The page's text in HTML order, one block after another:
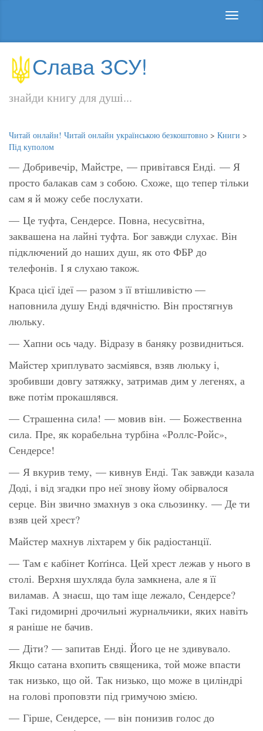
Слава ЗСУ!
знайди книгу для душі...
Читай онлайн! Читай онлайн українською безкоштовно > Книги >
Під куполом
— Добривечір, Майстре, — привітався Енді. — Я
просто балакав сам з собою. Схоже, що тепер тільки
сам я й можу себе послухати.
— Це туфта, Сендерсе. Повна, несусвітна,
заквашена на лайні туфта. Бог завжди слухає. Він
підключений до наших душ, як ото ФБР до
телефонів. І я слухаю також.
Краса цієї ідеї — разом з її втішливістю —
наповнила душу Енді вдячністю. Він простягнув
люльку.
— Хапни ось чаду. Відразу в баняку розвидниться.
Майстер хриплувато засміявся, взяв люльку і,
зробивши довгу затяжку, затримав дим у легенях, а
вже потім прокашлявся.
— Страшенна сила! — мовив він. — Божественна
сила. Пре, як корабельна турбіна «Роллс-Ройс»,
Сендерсе!
— Я вкурив тему, — кивнув Енді. Так завжди казала
Доді, і від згадки про неї знову йому обірвалося
серце. Він звично змахнув з ока сльозинку. — Де ти
взяв цей хрест?
Майстер махнув ліхтарем у бік радіостанції.
— Там є кабінет Коґґінса. Цей хрест лежав у нього в
столі. Верхня шухляда була замкнена, але я її
виламав. А знаєш, що там іще лежало, Сендерсе?
Такі гидомирні дрочильні журнальчики, яких навіть
я раніше не бачив.
— Діти? — запитав Енді. Його це не здивувало.
Якщо сатана вхопить священика, той може впасти
так низько, що ой. Так низько, що може в циліндрі
на голові проповзти під гримучою змією.
— Гірше, Сендерсе, — він понизив голос до